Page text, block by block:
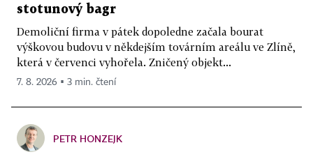
stotunový bagr
Demoliční firma v pátek dopoledne začala bourat
výškovou budovu v někdejším továrním areálu ve Zlíně,
která v červenci vyhořela. Zničený objekt...
7. 8. 2026 ▪ 3 min. čtení
PETR HONZEJK